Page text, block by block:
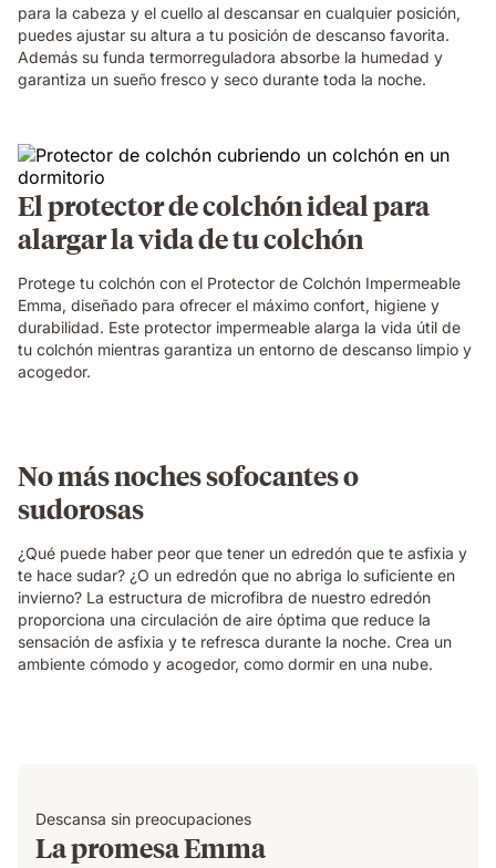
para la cabeza y el cuello al descansar en cualquier posición,
puedes ajustar su altura a tu posición de descanso favorita.
Además su funda termorreguladora absorbe la humedad y
garantiza un sueño fresco y seco durante toda la noche.
El protector de colchón ideal para
alargar la vida de tu colchón
Protege tu colchón con el Protector de Colchón Impermeable
Emma, diseñado para ofrecer el máximo confort, higiene y
durabilidad. Este protector impermeable alarga la vida útil de
tu colchón mientras garantiza un entorno de descanso limpio y
acogedor.
No más noches sofocantes o
sudorosas
¿Qué puede haber peor que tener un edredón que te asfixia y
te hace sudar? ¿O un edredón que no abriga lo suficiente en
invierno? La estructura de microfibra de nuestro edredón
proporciona una circulación de aire óptima que reduce la
sensación de asfixia y te refresca durante la noche. Crea un
ambiente cómodo y acogedor, como dormir en una nube.
Descansa sin preocupaciones
La promesa Emma